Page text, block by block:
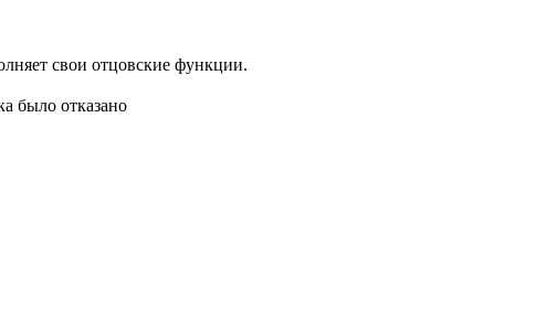
свои отцовские функции.
было отказано